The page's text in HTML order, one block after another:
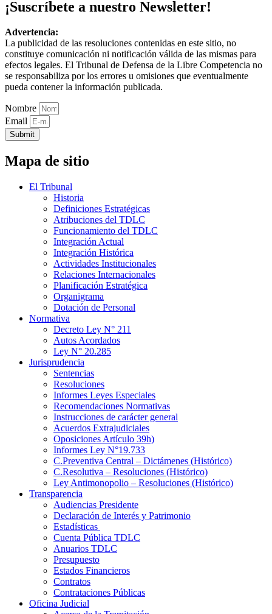
¡Suscríbete a nuestro Newsletter!
Advertencia:
La publicidad de las resoluciones contenidas en este sitio, no
constituye comunicación ni notificación válida de las mismas para
efectos legales. El Tribunal de Defensa de la Libre Competencia no
se responsabiliza por los errores u omisiones que eventualmente
pueda contener la información publicada.
Nombre
Email
Submit
Mapa de sitio
El Tribunal
Historia
Definiciones Estratégicas
Atribuciones del TDLC
Funcionamiento del TDLC
Integración Actual
Integración Histórica
Actividades Institucionales
Relaciones Internacionales
Planificación Estratégica
Organigrama
Dotación de Personal
Normativa
Decreto Ley N° 211
Autos Acordados
Ley N° 20.285
Jurisprudencia
Sentencias
Resoluciones
Informes Leyes Especiales
Recomendaciones Normativas
Instrucciones de carácter general
Acuerdos Extrajudiciales
Oposiciones Artículo 39h)
Informes Ley N°19.733
C.Preventiva Central – Dictámenes (Histórico)
C.Resolutiva – Resoluciones (Histórico)
Ley Antimonopolio – Resoluciones (Histórico)
Transparencia
Audiencias Presidente
Declaración de Interés y Patrimonio
Estadísticas
Cuenta Pública TDLC
Anuarios TDLC
Presupuesto
Estados Financieros
Contratos
Contrataciones Públicas
Oficina Judicial